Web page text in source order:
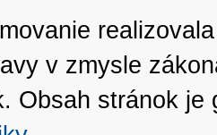
v zmysle
Obsah stránok